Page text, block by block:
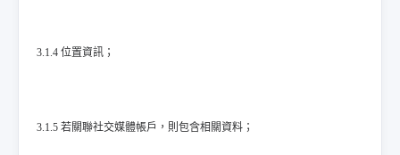
3.1.4 位置資訊；
3.1.5 若關聯社交媒體帳戶，則包含相關資料；